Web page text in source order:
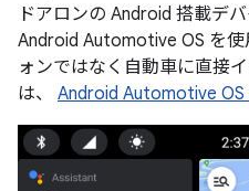
ドアロンの Android 搭載デ
Android Automotive OS を
ォンではなく自動車に直接
は、 Android Automotive OS